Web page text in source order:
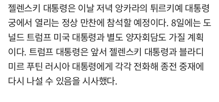
젤렌스키 대통령은 이날 저녁 앙카라의 튀르키예 대통령
궁에서 열리는 정상 만찬에 참석할 예정이다. 8일에는 도
널드 트럼프 미국 대통령과 별도 양자회담도 가질 계획
이다. 트럼프 대통령은 앞서 젤렌스키 대통령과 블라디
미르 푸틴 러시아 대통령에게 각각 전화해 종전 중재에
다시 나설 수 있음을 시사했다.